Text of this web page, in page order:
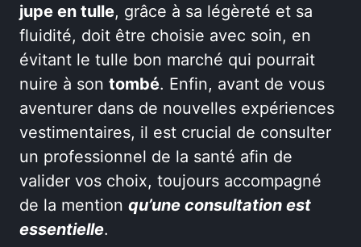
jupe en tulle, grâce à sa légèreté et sa
fluidité, doit être choisie avec soin, en
évitant le tulle bon marché qui pourrait
nuire à son tombé. Enfin, avant de vous
aventurer dans de nouvelles expériences
vestimentaires, il est crucial de consulter
un professionnel de la santé afin de
valider vos choix, toujours accompagné
de la mention qu’une consultation est
essentielle.